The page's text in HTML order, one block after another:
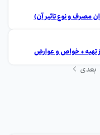
مصرف و نوع تاثیر آن)
بعدی